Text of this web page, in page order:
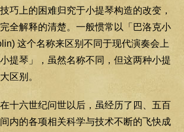
巧上的困难归究于小提琴构造的改变，
全解释的清楚。一般惯常以「巴洛克小
这个名称来区别不同于现代演奏会上
提琴」，虽然名称不同，但这两种小提
区别。
十六世纪问世以后，虽经历了四、五百
内的各项相关科学与技术不断的飞快成